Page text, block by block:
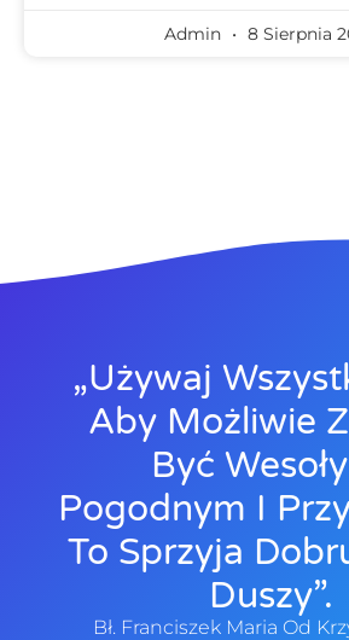
Admin 8 Sierpnia
„Używaj
Aby Możliwie
Być
Pogodnym I
To Sprzyja
Duszy”.
Bł. Franciszek Maria Od